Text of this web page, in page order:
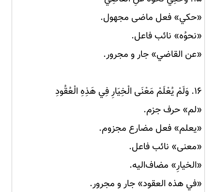
«حكي» فعل ماضی مجهول.
«نحوُه» نائب فاعل.
«عن القاضي» جار و مجرور.
۱۶. وَلَمْ يُعْلَمْ مَعْنَى الْخِيَارِ فِي هَذِهِ الْعُقُودِ
«لم» حرف جزم.
«يعلم» فعل مضارع مجزوم.
«معنى» نائب فاعل.
«الخيارِ» مضاف‌الیه.
«في هذه العقود» جار و مجرور.